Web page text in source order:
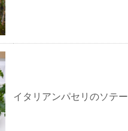
イタリアンパセリのソテー